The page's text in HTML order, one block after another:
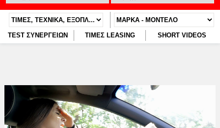
TEST ΣΥΝΕΡΓΕΙΩΝ ΤΙΜΕΣ LEASING SHORT VIDEOS